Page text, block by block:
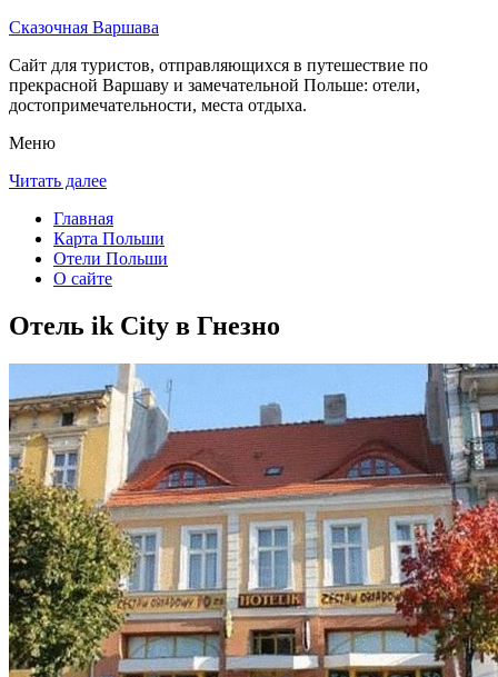
Сказочная Варшава
Сайт для туристов, отправляющихся в путешествие по
прекрасной Варшаву и замечательной Польше: отели,
достопримечательности, места отдыха.
Меню
Читать далее
Главная
Карта Польши
Отели Польши
О сайте
Отель ik City в Гнезно